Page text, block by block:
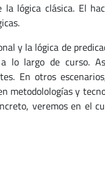
la lógica clásica. El
y la lógica de
lo largo de curso.
En otros
metodolologías y
veremos en el